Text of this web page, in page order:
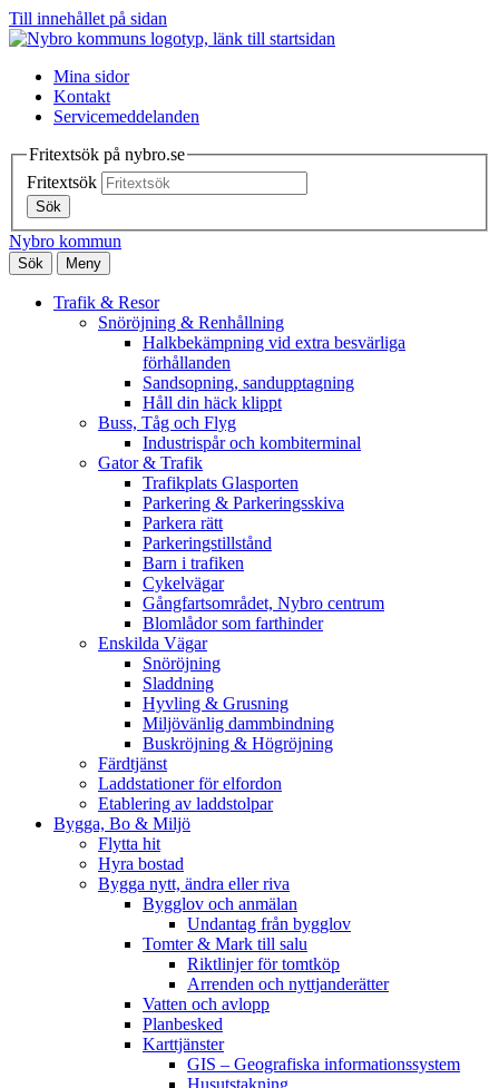
Till innehållet på sidan
Mina sidor
Kontakt
Servicemeddelanden
Fritextsök på nybro.se
Fritextsök
Sök
Nybro kommun
Sök Meny
Trafik & Resor
Snöröjning & Renhållning
Halkbekämpning vid extra besvärliga
förhållanden
Sandsopning, sandupptagning
Håll din häck klippt
Buss, Tåg och Flyg
Industrispår och kombiterminal
Gator & Trafik
Trafikplats Glasporten
Parkering & Parkeringsskiva
Parkera rätt
Parkeringstillstånd
Barn i trafiken
Cykelvägar
Gångfartsområdet, Nybro centrum
Blomlådor som farthinder
Enskilda Vägar
Snöröjning
Sladdning
Hyvling & Grusning
Miljövänlig dammbindning
Buskröjning & Högröjning
Färdtjänst
Laddstationer för elfordon
Etablering av laddstolpar
Bygga, Bo & Miljö
Flytta hit
Hyra bostad
Bygga nytt, ändra eller riva
Bygglov och anmälan
Undantag från bygglov
Tomter & Mark till salu
Riktlinjer för tomtköp
Arrenden och nyttjanderätter
Vatten och avlopp
Planbesked
Karttjänster
GIS – Geografiska informationssystem
Husutstakning